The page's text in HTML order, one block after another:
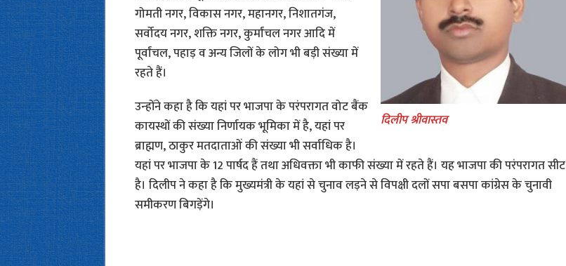
दिलीप श्रीवास्तव
गोमती नगर, विकास नगर, महानगर, निशातगंज,
सर्वोदय नगर, शक्ति नगर, कुर्मांचल नगर आदि में
पूर्वांचल, पहाड़ व अन्य जिलों के लोग भी बड़ी संख्या में
रहते हैं।
उन्‍होंने कहा है कि यहां पर भाजपा के परंपरागत वोट बैंक
कायस्थों की संख्या निर्णायक भूमिका में है, यहां पर
ब्राह्मण, ठाकुर मतदाताओं की संख्या भी सर्वाधिक है।
यहां पर भाजपा के 12 पार्षद हैं तथा अधिवक्ता भी काफी संख्या में रहते हैं। यह भाजपा की परंपरागत सीट
है। दिलीप ने कहा है कि मुख्यमंत्री के यहां से चुनाव लड़ने से विपक्षी दलों सपा बसपा कांग्रेस के चुनावी
समीकरण बिगड़ेंगे।